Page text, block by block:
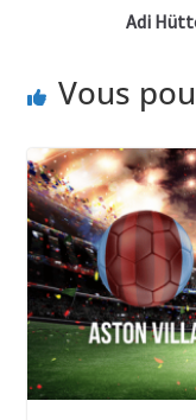
Adi
Vous